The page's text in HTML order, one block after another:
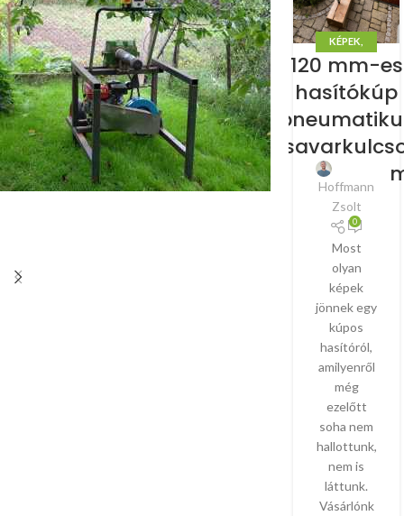
KÉPEK,
VIDEÓK
120 mm-es
hasítókúp
Hoffmann
Zsolt
0
Most
olyan
képek
jönnek egy
kúpos
hasítóról,
amilyenről
még
ezelőtt
soha nem
hallottunk,
nem is
láttunk.
Vásárlónk